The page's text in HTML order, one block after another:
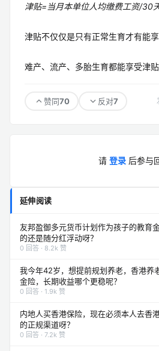
津贴=当月本单位人均缴费工资/30
津贴不仅仅是只有正常生育才有能享
难产、流产、多胎生育都能享受津贴
赞同70 反对7
请 登录 后参与
延伸阅读
友邦盈御多元货币计划作为孩子的教育
的还是随分红浮动呀？
0 回答 · 8.2k 赞
我今年42岁，想提前规划养老，香港养
金险，长期收益哪个更稳呢？
0 回答 · 1.9k 赞
内地人买香港保险，现在必须本人去香
的正规渠道呀？
0 回答 · 7.2k 赞